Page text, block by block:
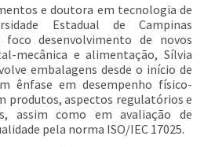
e doutora em tecnologia de
Estadual de Campinas
desenvolvimento de novos
mecânica e alimentação, Sílvia
embalagens desde o início de
ênfase em desempenho físico-
produtos, aspectos regulatórios e
assim como em avaliação de
pela norma ISO/IEC 17025.